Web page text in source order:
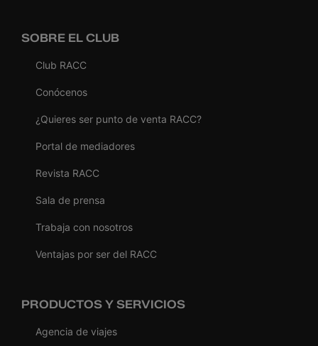
SOBRE EL CLUB
Club RACC
Conócenos
¿Quieres ser punto de venta RACC?
Portal de mediadores
Revista RACC
Sala de prensa
Trabaja con nosotros
Ventajas por ser del RACC
PRODUCTOS Y SERVICIOS
Agencia de viajes